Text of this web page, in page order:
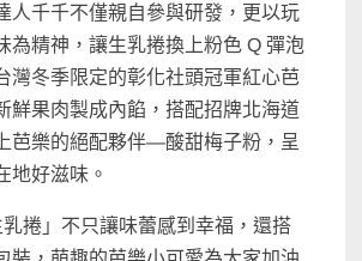
人千千不僅親自參與研發，更以玩
為精神，讓生乳捲換上粉色 Q 彈泡
灣冬季限定的彰化社頭冠軍紅心芭
鮮果肉製成內餡，搭配招牌北海道
芭樂的絕配夥伴—酸甜梅子粉，呈
地好滋味。
乳捲」不只讓味蕾感到幸福，還搭